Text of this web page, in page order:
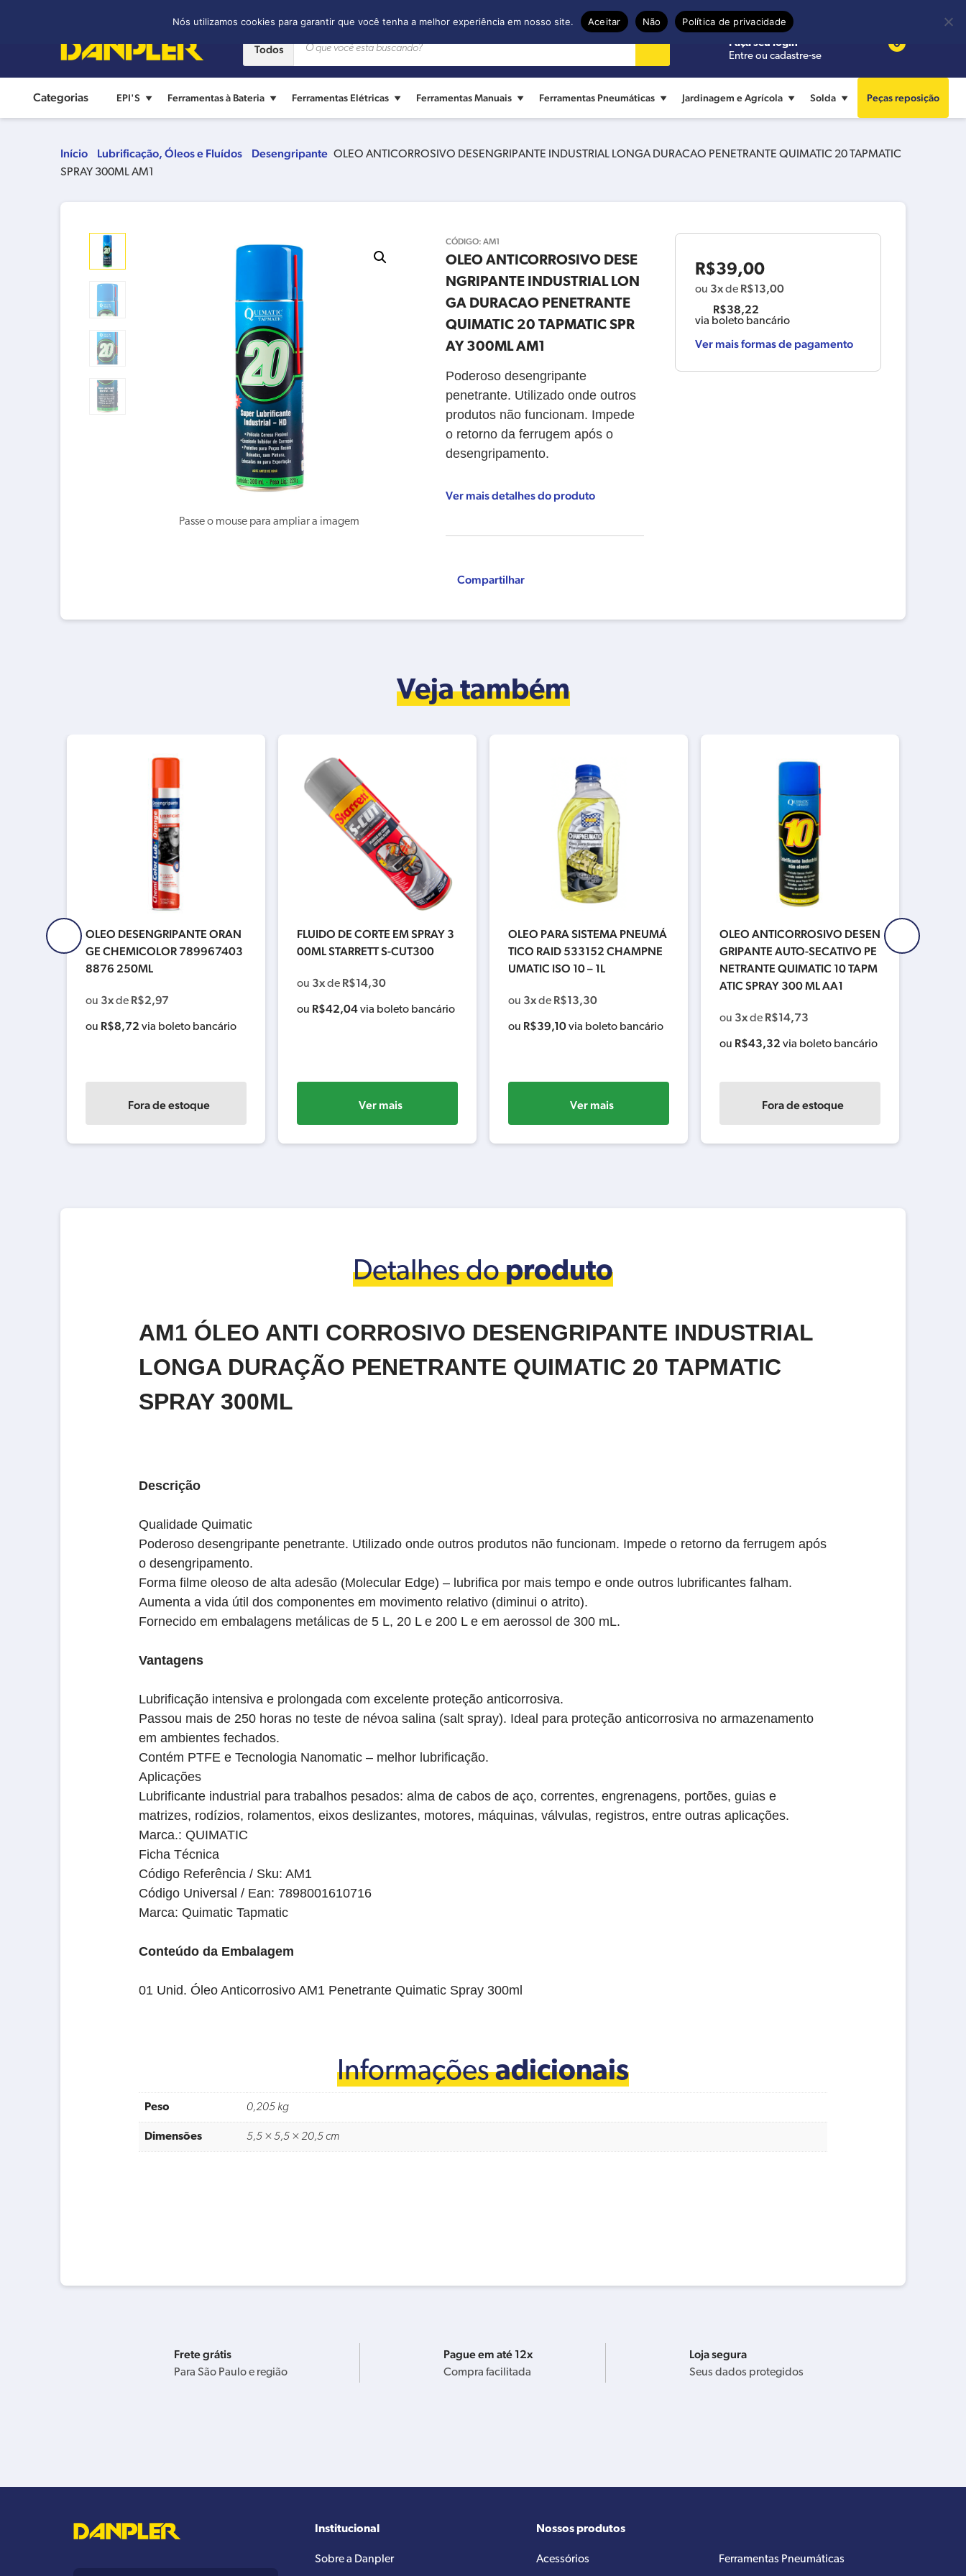
Precisa de ajuda?
Todos
Faça seu login
Entre ou cadastre-se
0
Categorias EPI'S Ferramentas à Bateria Ferramentas Elétricas Ferramentas Manuais Ferramentas Pneumáticas Jardinagem e Agrícola Solda Peças reposição
Início Lubrificação, Óleos e Fluídos Desengripante OLEO ANTICORROSIVO DESENGRIPANTE INDUSTRIAL LONGA DURACAO PENETRANTE QUIMATIC 20 TAPMATIC
SPRAY 300ML AM1
CÓDIGO: AM1
OLEO ANTICORROSIVO DESE
NGRIPANTE INDUSTRIAL LON
GA DURACAO PENETRANTE
QUIMATIC 20 TAPMATIC SPR
AY 300ML AM1
Poderoso desengripante
penetrante. Utilizado onde outros
produtos não funcionam. Impede
o retorno da ferrugem após o
desengripamento.
Ver mais detalhes do produto
Compartilhar
R$39,00
ou 3xde R$13,00
R$38,22
via boleto bancário
Ver mais formas de pagamento
Veja também
OLEO DESENGRIPANTE ORAN
GE CHEMICOLOR 789967403
8876 250ML
ou 3xde R$2,97
ou R$8,72 via boleto bancário
Fora de estoque
FLUIDO DE CORTE EM SPRAY 3
00ML STARRETT S-CUT300
ou 3xde R$14,30
ou R$42,04via boleto bancário
Ver mais
OLEO PARA SISTEMA PNEUMÁ
TICO RAID 533152 CHAMPNE
UMATIC ISO 10 – 1L
ou 3xde R$13,30
ou R$39,10via boleto bancário
Ver mais
OLEO ANTICORROSIVO DESEN
GRIPANTE AUTO-SECATIVO PE
NETRANTE QUIMATIC 10 TAPM
ATIC SPRAY 300 ML AA1
ou 3xde R$14,73
ou R$43,32 via boleto bancário
Fora de estoque
Detalhes doproduto
AM1 ÓLEO ANTI CORROSIVO DESENGRIPANTE INDUSTRIAL
LONGA DURAÇÃO PENETRANTE QUIMATIC 20 TAPMATIC
SPRAY 300ML
Descrição
Qualidade Quimatic
Poderoso desengripante penetrante. Utilizado onde outros produtos não funcionam. Impede o retorno da ferrugem após
o desengripamento.
Forma filme oleoso de alta adesão (Molecular Edge) – lubrifica por mais tempo e onde outros lubrificantes falham.
Aumenta a vida útil dos componentes em movimento relativo (diminui o atrito).
Fornecido em embalagens metálicas de 5 L, 20 L e 200 L e em aerossol de 300 mL.
Vantagens
Lubrificação intensiva e prolongada com excelente proteção anticorrosiva.
Passou mais de 250 horas no teste de névoa salina (salt spray). Ideal para proteção anticorrosiva no armazenamento
em ambientes fechados.
Contém PTFE e Tecnologia Nanomatic – melhor lubrificação.
Aplicações
Lubrificante industrial para trabalhos pesados: alma de cabos de aço, correntes, engrenagens, portões, guias e
matrizes, rodízios, rolamentos, eixos deslizantes, motores, máquinas, válvulas, registros, entre outras aplicações.
Marca.: QUIMATIC
Ficha Técnica
Código Referência / Sku: AM1
Código Universal / Ean: 7898001610716
Marca: Quimatic Tapmatic
Conteúdo da Embalagem
01 Unid. Óleo Anticorrosivo AM1 Penetrante Quimatic Spray 300ml
Informaçõesadicionais
Peso 0,205 kg
Dimensões 5,5 × 5,5 × 20,5 cm
Frete grátis
Para São Paulo e região
Pague em até 12x
Compra facilitada
Loja segura
Seus dados protegidos
Institucional
Sobre a Danpler
Nossos produtos
Acessórios Ferramentas Pneumáticas
Nós utilizamos cookies para garantir que você tenha a melhor experiência em nosso site. Aceitar Não Política de privacidade